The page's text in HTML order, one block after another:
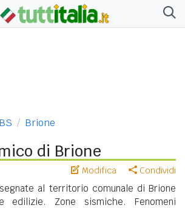
BS Brione
di Brione
Modifica Condividi
al territorio comunale di Brione
edilizie. Zone sismiche. Fenomeni